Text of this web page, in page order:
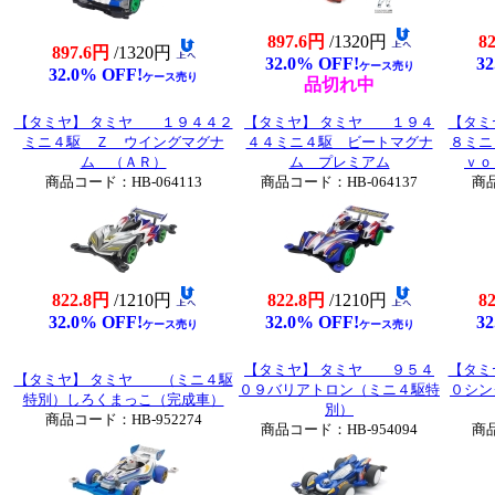
897.6円 /1320円
32.0% OFF!ケース売り
897.6円 /1320円
32.0% OFF!ケース売り
品切れ中
【タミヤ】 タミヤ １９４４２
ミニ４駆 Ｚ ウイングマグナ
ム （ＡＲ）
商品コード：HB-064113
822.8円 /1210円
32.0% OFF!ケース売り
【タミヤ】 タミヤ １９４
４４ミニ４駆 ビートマグナ
ム プレミアム
商品コード：HB-064137
822.8円 /1210円
32.0% OFF!ケース売り
【タ
８ミ
ｖ
商
【タミヤ】 タミヤ （ミニ４駆
特別）しろくまっこ（完成車）
商品コード：HB-952274
【タミヤ】 タミヤ ９５４
０９バリアトロン（ミニ４駆特
別）
商品コード：HB-954094
【タ
０シ
商